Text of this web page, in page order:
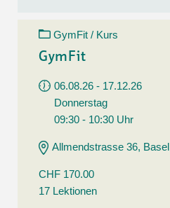
GymFit / Kurs
GymFit
06.08.26 - 17.12.26
Donnerstag
09:30 - 10:30 Uhr
Allmendstrasse 36, Basel
CHF 170.00
17 Lektionen